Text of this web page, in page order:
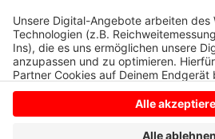
Anzeige